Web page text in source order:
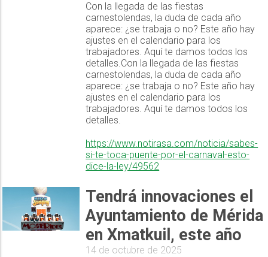
Con la llegada de las fiestas
carnestolendas, la duda de cada año
aparece: ¿se trabaja o no? Este año hay
ajustes en el calendario para los
trabajadores. Aquí te damos todos los
detalles.Con la llegada de las fiestas
carnestolendas, la duda de cada año
aparece: ¿se trabaja o no? Este año hay
ajustes en el calendario para los
trabajadores. Aquí te damos todos los
detalles.
https://www.notirasa.com/noticia/sabes-
si-te-toca-puente-por-el-carnaval-esto-
dice-la-ley/49562
Tendrá innovaciones el
Ayuntamiento de Mérida
en Xmatkuil, este año
14 de octubre de 2025